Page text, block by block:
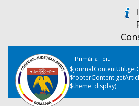
Primăria Teiu
$theme_display)